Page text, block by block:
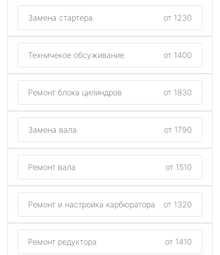
Замена стартера от 1230
Техничекое обсуживание от 1400
Ремонт блока цилиндров от 1830
Замена вала от 1790
Ремонт вала от 1510
Ремонт и настройка карбюратора от 1320
Ремонт редуктора от 1410